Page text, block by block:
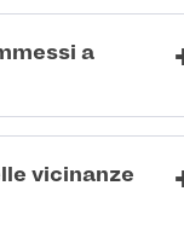
a
vicinanze